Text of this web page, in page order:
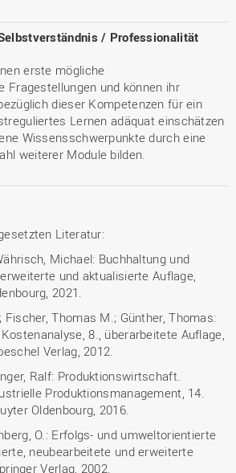
/ Professionalität
erste mögliche
Fragestellungen und können ihr
dieser Kompetenzen für ein
Lernen adäquat einschätzen
Wissensschwerpunkte durch eine
weiterer Module bilden.
Literatur:
Michael: Buchhaltung und
und aktualisierte Auflage,
2021.
Fischer, Thomas M.; Günther, Thomas:
8., überarbeitete Auflage,
Verlag, 2012.
Ralf: Produktionswirtschaft.
Produktionsmanagement, 14.
Oldenbourg, 2016.
O.: Erfolgs- und umweltorientierte
neubearbeitete und erweiterte
Verlag, 2002.